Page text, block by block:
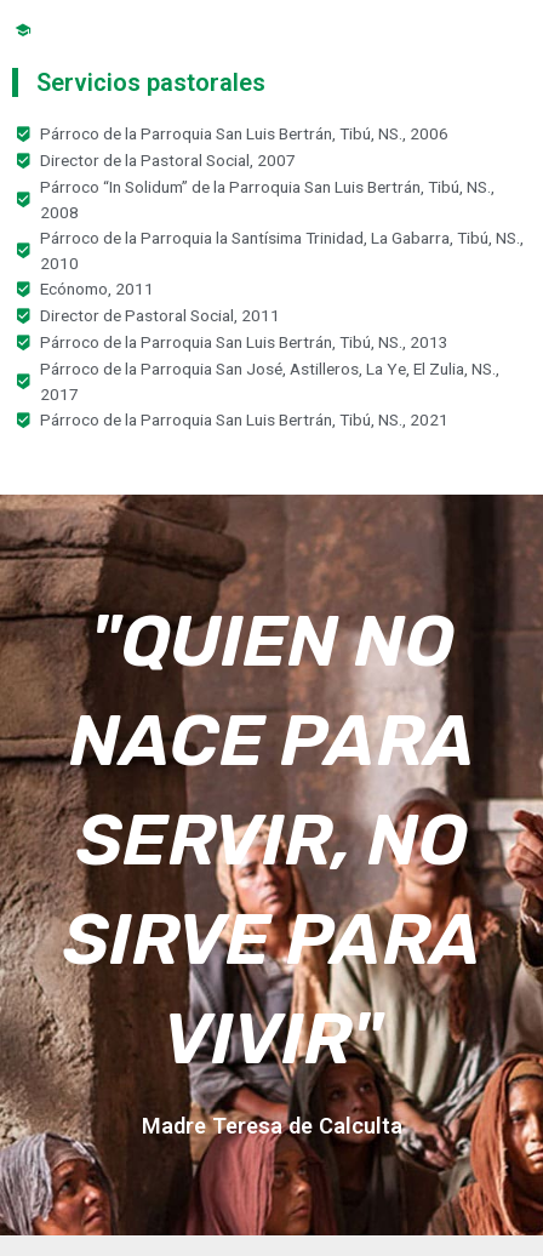
Servicios pastorales
Párroco de la Parroquia San Luis Bertrán, Tibú, NS., 2006
Director de la Pastoral Social, 2007
Párroco “In Solidum” de la Parroquia San Luis Bertrán, Tibú, NS.,
2008
Párroco de la Parroquia la Santísima Trinidad, La Gabarra, Tibú, NS.,
2010
Ecónomo, 2011
Director de Pastoral Social, 2011
Párroco de la Parroquia San Luis Bertrán, Tibú, NS., 2013
Párroco de la Parroquia San José, Astilleros, La Ye, El Zulia, NS.,
2017
Párroco de la Parroquia San Luis Bertrán, Tibú, NS., 2021
"QUIEN NO
NACE PARA
SERVIR, NO
SIRVE PARA
VIVIR"
Madre Teresa de Calculta